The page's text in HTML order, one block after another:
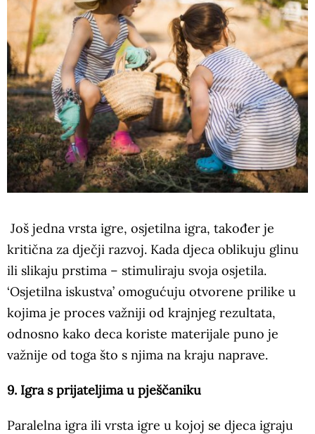
Još jedna vrsta igre, osjetilna igra, također je
kritična za dječji razvoj. Kada djeca oblikuju glinu
ili slikaju prstima – stimuliraju svoja osjetila.
‘Osjetilna iskustva’ omogućuju otvorene prilike u
kojima je proces važniji od krajnjeg rezultata,
odnosno kako deca koriste materijale puno je
važnije od toga što s njima na kraju naprave.
9. Igra s prijateljima u pješčaniku
Paralelna igra ili vrsta igre u kojoj se djeca igraju